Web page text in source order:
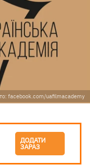
facebook.com/uafilmacademy
ДОДАТИ
ЗАРАЗ